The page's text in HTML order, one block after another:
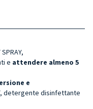
e attendere almeno 5
e
detergente disinfettante